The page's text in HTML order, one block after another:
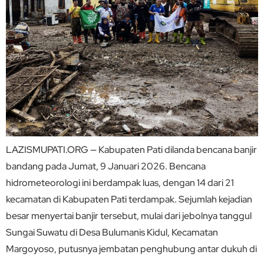
LAZISMUPATI.ORG — Kabupaten Pati dilanda bencana banjir
bandang pada Jumat, 9 Januari 2026. Bencana
hidrometeorologi ini berdampak luas, dengan 14 dari 21
kecamatan di Kabupaten Pati terdampak. Sejumlah kejadian
besar menyertai banjir tersebut, mulai dari jebolnya tanggul
Sungai Suwatu di Desa Bulumanis Kidul, Kecamatan
Margoyoso, putusnya jembatan penghubung antar dukuh di